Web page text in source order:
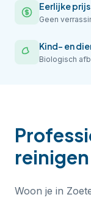
Eerlijke
Geen
Kind- en
Biologisch
reinigen
Woon je in